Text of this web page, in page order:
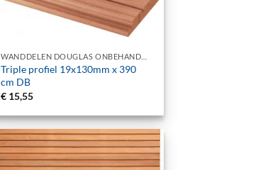
Triple profiel 19x130mm x 390
cm DB
€ 15,55